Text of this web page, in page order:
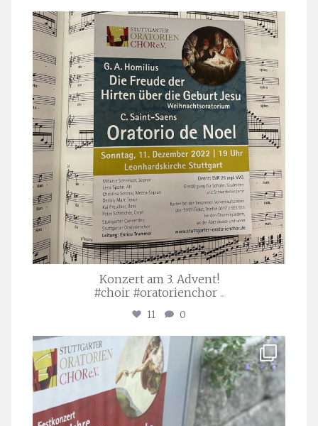
stuttgarter_oratorienchor
Nov. 29
Konzert am 3. Advent!
#choir #oratorienchor ...
11 0
stuttgarter_oratorienchor
Juli 23